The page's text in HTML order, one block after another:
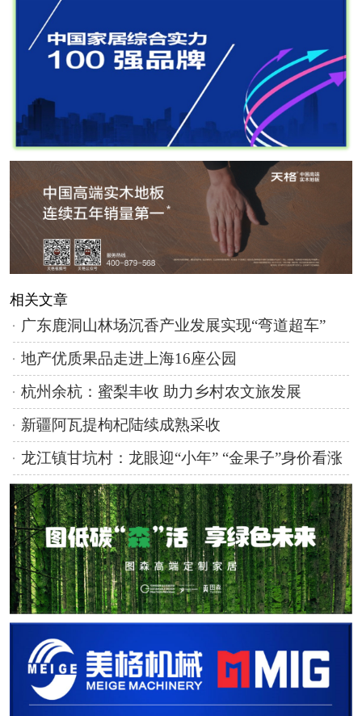
相关文章
广东鹿洞山林场沉香产业发展实现“弯道超车”
地产优质果品走进上海16座公园
杭州余杭：蜜梨丰收 助力乡村农文旅发展
新疆阿瓦提枸杞陆续成熟采收
龙江镇甘坑村：龙眼迎“小年” “金果子”身价看涨